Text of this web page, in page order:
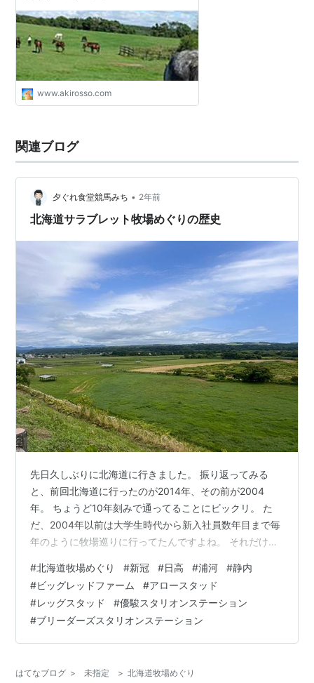
www.akirosso.com
関連ブログ
夕ぐれ食堂競馬みち • 2年前
北海道サラブレット牧場めぐりの歴史
先日久しぶりに北海道に行きました。 振り返ってみる
と、前回北海道に行ったのが2014年、その前が2004
年。 ちょうど10年刻みで通ってることにビックリ。 た
だ、2004年以前は大学生時代から新入社員数年目まで毎
年のように牧場巡りに行ってたんですよね。 それだけこ
当然、牧場側の対応もすっかり変わりました。 そのあた
りも含め2004年→2014年→2024年の牧場巡りの歴史を
振り返ってみました。 懐かしいあの馬の写真も。
■2004年 ノーザンホースパーク ビッグレッドファーム
明和 アロースタッド 日高軽種馬農協門別種馬場 ブリー
#北海道牧場めぐり #新冠 #日高 #浦河 #静内
#ビッグレッドファーム #アロースタッド
#レッグスタッド #優駿スタリオンステーション
#ブリーダーズスタリオンステーション
はてなブログ > 未指定 > 北海道牧場めぐり